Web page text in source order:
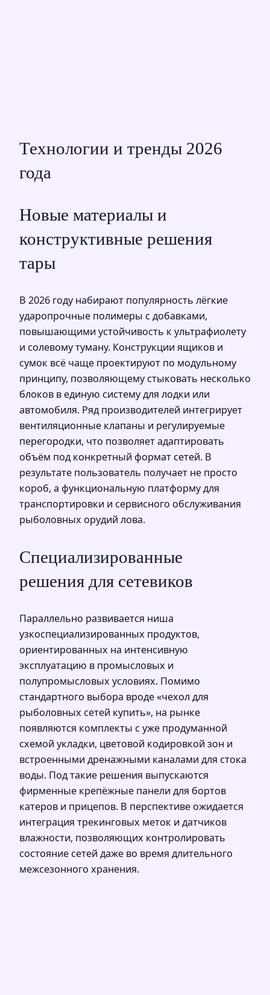
Технологии и тренды 2026
года
Новые материалы и
конструктивные решения
тары
В 2026 году набирают популярность лёгкие
ударопрочные полимеры с добавками,
повышающими устойчивость к ультрафиолету
и солевому туману. Конструкции ящиков и
сумок всё чаще проектируют по модульному
принципу, позволяющему стыковать несколько
блоков в единую систему для лодки или
автомобиля. Ряд производителей интегрирует
вентиляционные клапаны и регулируемые
перегородки, что позволяет адаптировать
объём под конкретный формат сетей. В
результате пользователь получает не просто
короб, а функциональную платформу для
транспортировки и сервисного обслуживания
рыболовных орудий лова.
Специализированные
решения для сетевиков
Параллельно развивается ниша
узкоспециализированных продуктов,
ориентированных на интенсивную
эксплуатацию в промысловых и
полупромысловых условиях. Помимо
стандартного выбора вроде «чехол для
рыболовных сетей купить», на рынке
появляются комплекты с уже продуманной
схемой укладки, цветовой кодировкой зон и
встроенными дренажными каналами для стока
воды. Под такие решения выпускаются
фирменные крепёжные панели для бортов
катеров и прицепов. В перспективе ожидается
интеграция трекинговых меток и датчиков
влажности, позволяющих контролировать
состояние сетей даже во время длительного
межсезонного хранения.